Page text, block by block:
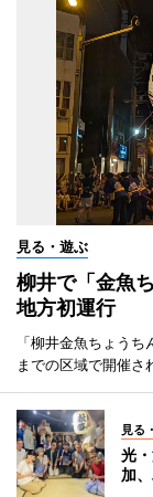
見る・遊ぶ
柳井で「金魚
地方初運行
「柳井金魚ちょう
までの区域で開催さ
見る
光
加